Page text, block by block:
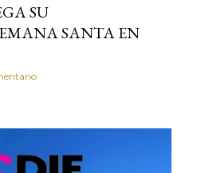
SU
SANTA EN